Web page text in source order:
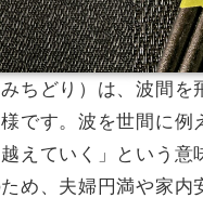
ちどり）は、波間を
です。波を世間に例
えていく」という意
め、夫婦円満や家内